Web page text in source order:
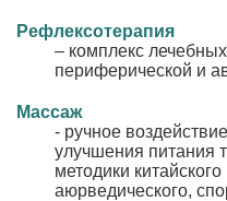
Рефлексотерапия
– комплекс
периферической и
Массаж
- ручное
улучшения питания
методики
аюрведического,